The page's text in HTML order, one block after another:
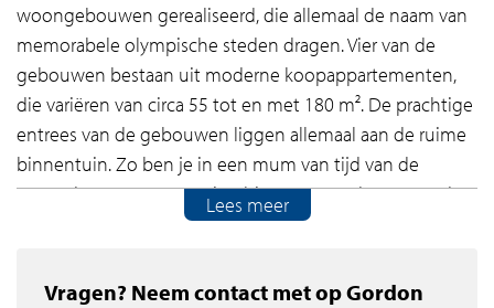
woongebouwen gerealiseerd, die allemaal de naam van
memorabele olympische steden dragen. Vier van de
gebouwen bestaan uit moderne koopappartementen,
die variëren van circa 55 tot en met 180 m². De prachtige
entrees van de gebouwen liggen allemaal aan de ruime
binnentuin. Zo ben je in een mum van tijd van de
gezonde groene omgeving binnen en andersom. In de
garage onder de gebouwen is niet alleen rekening
ruimte gemaakt om je fietsen te stallen.
Lees meer
Vragen? Neem contact met op Gordon